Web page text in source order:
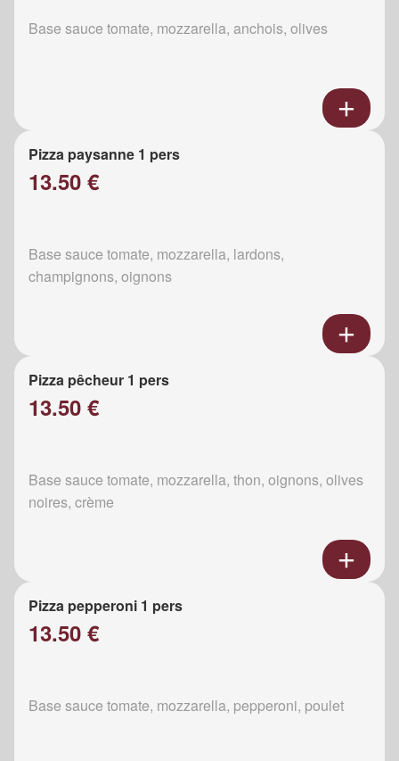
Base sauce tomate, mozzarella, anchois, olives
Pizza paysanne 1 pers
13.50 €
Base sauce tomate, mozzarella, lardons,
champignons, oignons
Pizza pêcheur 1 pers
13.50 €
Base sauce tomate, mozzarella, thon, oignons, olives
noires, crème
Pizza pepperoni 1 pers
13.50 €
Base sauce tomate, mozzarella, pepperoni, poulet